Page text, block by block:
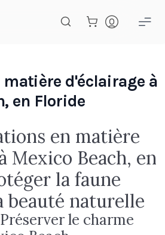
matière d'éclairage à
en Floride
en matière
Mexico Beach, en
la faune
beauté naturelle
le charme